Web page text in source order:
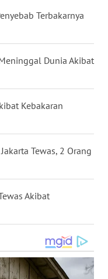
Terbakarnya
Dunia Akibat
Kebakaran
Tewas, 2 Orang
Akibat